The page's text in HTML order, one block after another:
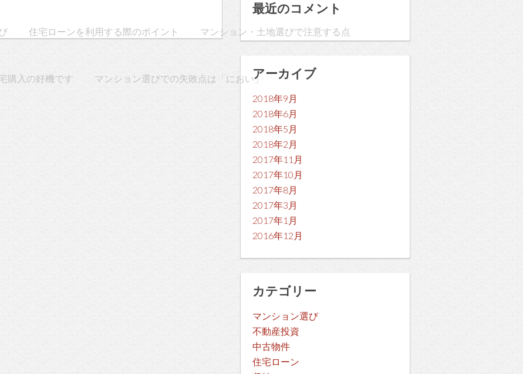
住宅ローンを利用する際のポイント マンション・土地選びで注意する点
購入の好機です マンション選びでの失敗点は「におい」
最近のコメント
アーカイブ
2018年9月
2018年6月
2018年5月
2018年2月
2017年11月
2017年10月
2017年8月
2017年3月
2017年1月
2016年12月
カテゴリー
マンション選び
不動産投資
中古物件
住宅ローン